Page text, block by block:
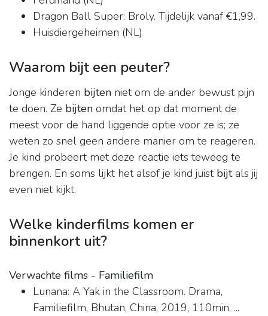
Dragon Ball Super: Broly. Tijdelijk vanaf €1,99.
Huisdiergeheimen (NL)
Waarom bijt een peuter?
Jonge kinderen bijten niet om de ander bewust pijn
te doen. Ze bijten omdat het op dat moment de
meest voor de hand liggende optie voor ze is; ze
weten zo snel geen andere manier om te reageren.
Je kind probeert met deze reactie iets teweeg te
brengen. En soms lijkt het alsof je kind juist bijtals jij
even niet kijkt.
Welke kinderfilms komen er
binnenkort uit?
Verwachte films - Familiefilm
Lunana: A Yak in the Classroom. Drama,
Familiefilm, Bhutan, China, 2019, 110min. ...